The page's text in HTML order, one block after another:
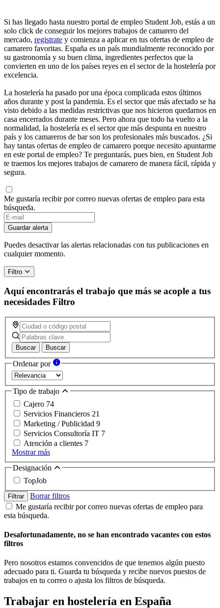
Si has llegado hasta nuestro portal de empleo Student Job, estás a un
solo click de conseguir los mejores trabajos de camarero del
mercado, registrate y comienza a aplicar en tus ofertas de empleo de
camarero favoritas. España es un país mundialmente reconocido por
su gastronomía y su buen clima, ingredientes perfectos que la
convierten en uno de los países reyes en el sector de la hostelería por
excelencia.
La hostelería ha pasado por una época complicada estos últimos
años durante y post la pandemia. Es el sector que más afectado se ha
visto debido a las medidas restrictivas que nos hicieron quedarnos en
casa encerrados durante meses. Pero ahora que todo ha vuelto a la
normalidad, la hostelería es el sector que más despunta en nuestro
país y los camareros de bar son los profesionales más buscados. ¿Si
hay tantas ofertas de empleo de camarero porque necesito apuntarme
en este portal de empleo? Te preguntarás, pues bien, en Student Job
te traemos los mejores trabajos de camarero de manera fácil, rápida y
segura.
Me gustaría recibir por correo nuevas ofertas de empleo para esta
búsqueda.
If
you
are
a
human,
ignore
this
field
Guardar alerta
Puedes desactivar las alertas relacionadas con tus publicaciones en
cualquier momento.
Filtro
Aquí encontrarás el trabajo que más se acople a tus
necesidades Filtro
Buscar Buscar
Ordenar por
Tipo de trabajo
Cajero 74
Servicios Financieros 21
Marketing / Publicidad 9
Servicios Consultoría IT 7
Atención a clientes 7
Mostrar más
Designación
TopJob
Filtrar
Borrar filtros
Me gustaría recibir por correo nuevas ofertas de empleo para
esta búsqueda.
Desafortunadamente, no se han encontrado vacantes con estos
filtros
Pero nosotros estamos convencidos de que tenemos algún puesto
adecuado para ti. Guarda tu búsqueda y recibe nuevos puestos de
trabajos en tu correo o ajusta los filtros de búsqueda.
Trabajar en hostelería en España